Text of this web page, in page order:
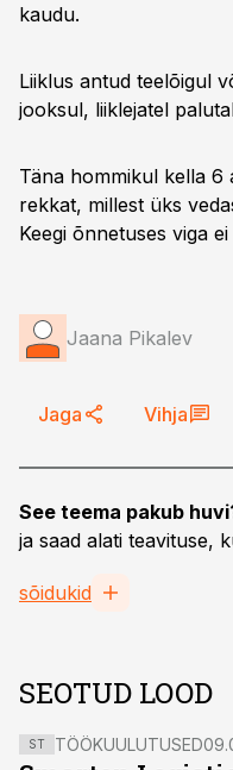
kaudu.
Liiklus antud teelõigul
jooksul, liiklejatel
Täna hommikul kella 6
rekkat, millest üks
Keegi õnnetuses viga
Jaana Pikalev
Jaga Vihja
See teema pakub
ja saad alati teavituse,
sõidukid
SEOTUD LOOD
ST TÖÖKUULUTUSED